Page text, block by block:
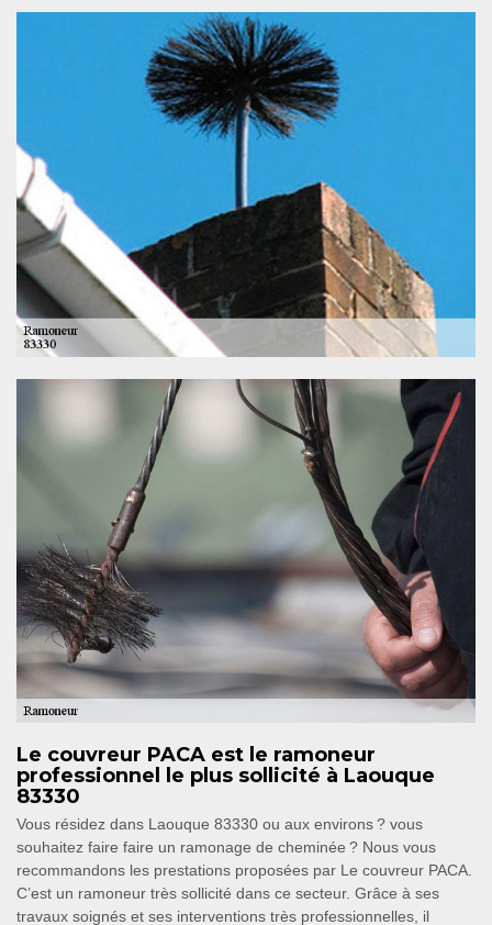
Le couvreur PACA est le ramoneur
professionnel le plus sollicité à Laouque
83330
Vous résidez dans Laouque 83330 ou aux environs ? vous
souhaitez faire faire un ramonage de cheminée ? Nous vous
recommandons les prestations proposées par Le couvreur PACA.
C’est un ramoneur très sollicité dans ce secteur. Grâce à ses
travaux soignés et ses interventions très professionnelles, il